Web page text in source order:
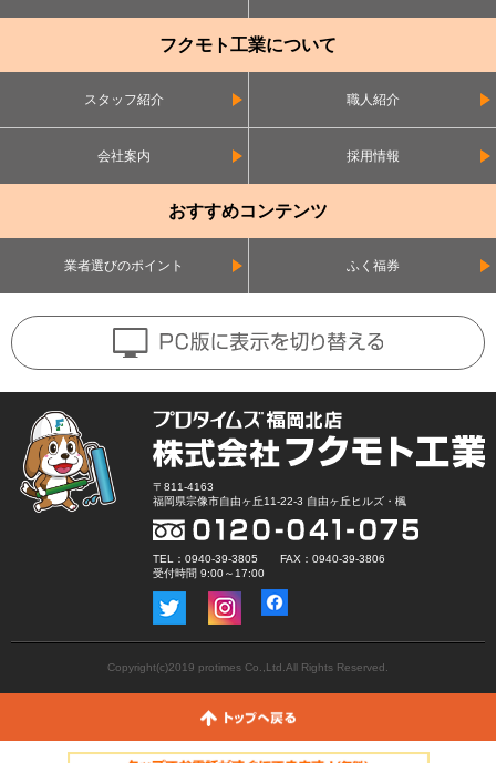
フクモト工業について
スタッフ紹介 職人紹介
会社案内 採用情報
おすすめコンテンツ
業者選びのポイント ふく福券
〒811-4163
福岡県宗像市自由ヶ丘11-22-3 自由ヶ丘ヒルズ・楓
TEL：0940-39-3805 FAX：0940-39-3806
受付時間 9:00～17:00
Copyright(c)2019 protimes Co.,Ltd.All Rights Reserved.